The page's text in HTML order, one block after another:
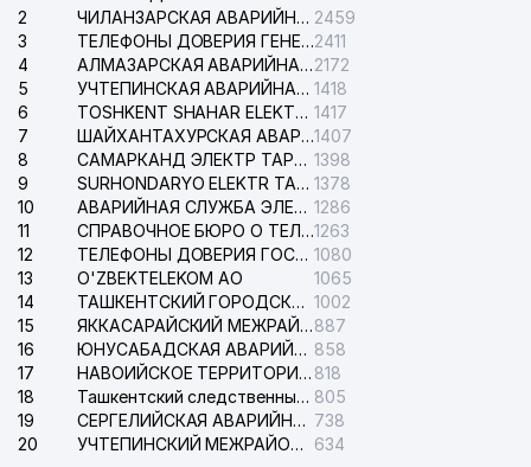
2
ЧИЛАНЗАРСКАЯ АВАРИЙНАЯ СЛУЖБА ЭЛЕКТРОСЕТИ 2459
3
ТЕЛЕФОНЫ ДОВЕРИЯ ГЕНЕРАЛЬНОЙ ПРОКУРАТУРЫ РЕСПУБЛИКИ УЗБЕКИСТАН2411
4
АЛМАЗАРСКАЯ АВАРИЙНАЯ СЛУЖБА ЭЛЕКТРОСЕТИ2172
5
УЧТЕПИНСКАЯ АВАРИЙНАЯ СЛУЖБА ЭЛЕКТРОСЕТИ 1418
6
TOSHKENT SHAHAR ELEKTR TARMOQLARI KORXONASI АО 1417
7
ШАЙХАНТАХУРСКАЯ АВАРИЙНАЯ СЛУЖБА ЭЛЕКТРОСЕТИ1407
8
САМАРКАНД ЭЛЕКТР ТАРМОКЛАРИ АО 1398
9
SURHONDARYO ELEKTR TARMOKLARI АО 1378
10
АВАРИЙНАЯ СЛУЖБА ЭЛЕКТРОСЕТИ ТАШКЕНТСКОГО РАЙОНА 1286
11
СПРАВОЧНОЕ БЮРО О ТЕЛЕФОНАХ ОРГАНИЗАЦИЙ г. ТАШКЕНТА1263
12
ТЕЛЕФОНЫ ДОВЕРИЯ ГОСУДАРСТВЕННОГО ЦЕНТРА ТЕСТИРОВАНИЯ 1080
13
O'ZBEKTELEKOM АО
1065
14
ТАШКЕНТСКИЙ ГОРОДСКОЙ СУД ПО ГРАЖДАНСКИМ ДЕЛАМ 1002
15
ЯККАСАРАЙСКИЙ МЕЖРАЙОННЫЙ СУД ПО ГРАЖДАНСКИМ ДЕЛАМ887
16
ЮНУСАБАДСКАЯ АВАРИЙНАЯ СЛУЖБА ЭЛЕКТРОСЕТИ 858
17
НАВОИЙСКОЕ ТЕРРИТОРИАЛЬНОЕ ПРЕДПРИЯТИЕ ЭЛЕКТРОСЕТИ АО 818
18
Ташкентский следственный изолятор 805
19
СЕРГЕЛИЙСКАЯ АВАРИЙНАЯ СЛУЖБА ЭЛЕКТРОСЕТИ 738
20
УЧТЕПИНСКИЙ МЕЖРАЙОННЫЙ СУД ПО ГРАЖДАНСКИМ ДЕЛАМ 634